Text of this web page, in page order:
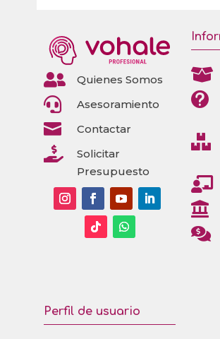
 Quienes Somos
 Asesoramiento
 Contactar

Solicitar
Presupuesto






Perfil de usuario